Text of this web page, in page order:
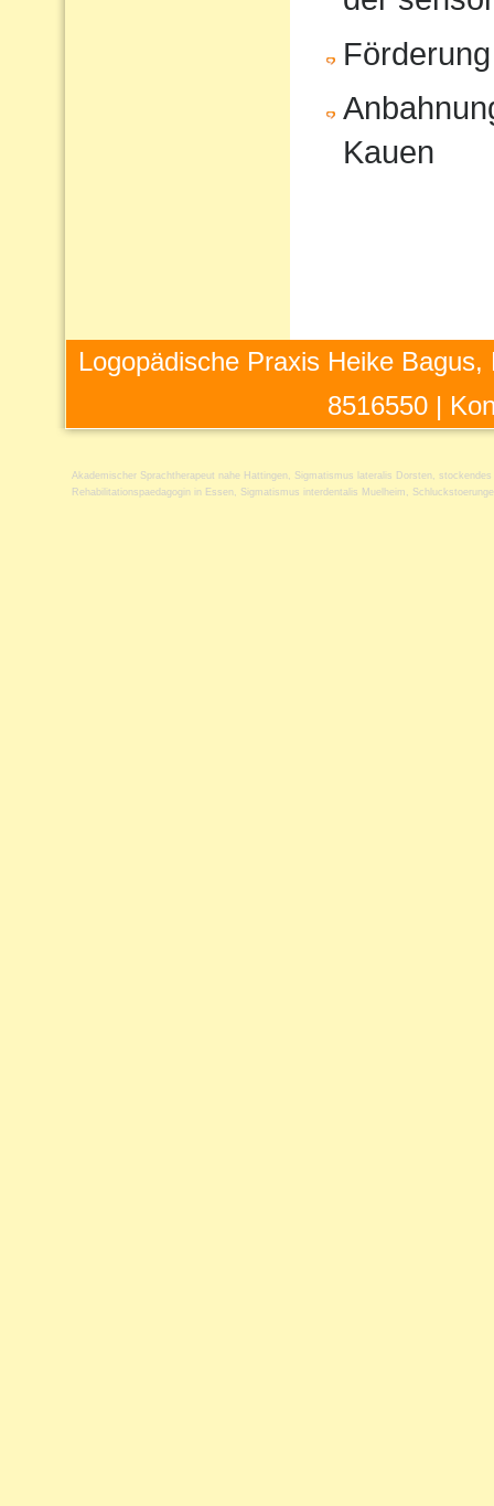
Kauen
Logopädische Praxis Heike
8516550 |
Akademischer Sprachtherapeut nahe Hattingen Sigmatismus lateralis Dorsten
stockendes
Rehabilitationspaedagogin in Essen
Sigmatismus interdentalis Muelheim